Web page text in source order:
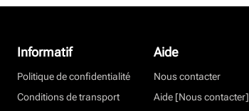
Informatif
Politique de confidentialité
Conditions de transport
Aide
Nous contacter
Aide [Nous contacter]